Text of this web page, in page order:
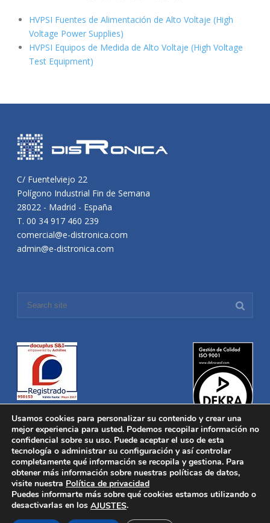
HVPSI Fuentes de Alimentación de Alto Voltaje (High
Voltage Power Supplies)
HVPSI Equipos de Medida de Alto Voltaje (High Voltage
Test Equipment)
C/ Fuentelviejo 22
Polígono Industrial Fin de Semana
28022 - Madrid - España
T. 00 34 917 460 239
comercial@e-distronica.com
admin@e-distronica.com
Distronica © 2016 Todos los derechos reservados.Aviso legal
Política de privacidad|Política de Cookies
Desarrollado porNucleosoft
Inicio
Quiénes Somos
Usamos cookies para personalizar su contenido y crear una
mejor experiencia para usted. Podemos recopilar información no
confidencial sobre su uso. Puede aceptar el uso de esta
tecnología o administrar su configuración y así controlar
completamente qué información se recopila y gestiona. Para
obtener más información sobre nuestras políticas de datos,
visite nuestra Política de privacidad
Puedes informarte más sobre qué cookies estamos utilizando o
desactivarlas en los AJUSTES.